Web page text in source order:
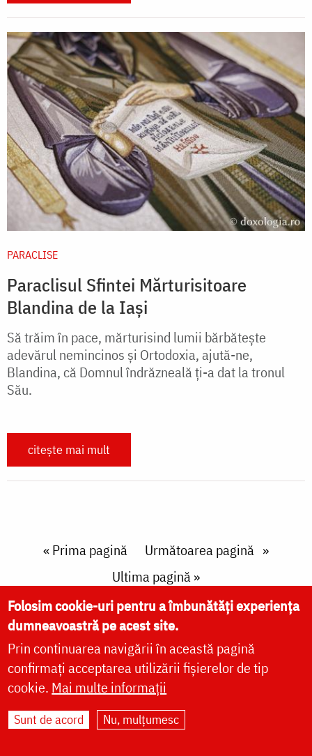
PARACLISE
Paraclisul Sfintei Mărturisitoare
Blandina de la Iași
Să trăim în pace, mărturisind lumii bărbătește
adevărul nemincinos și Ortodoxia, ajută-ne,
Blandina, că Domnul îndrăzneală ți-a dat la tronul
Său.
citește mai mult
PaginareFirst page
« Prima pagină Next page
Următoarea pagină
Last page
Ultima pagină »
VIAȚA BISERICII
Folosim cookie-uri pentru a îmbunătăți experiența
dumneavoastră pe acest site.
Prin continuarea navigării în această pagină
confirmați acceptarea utilizării fișierelor de tip
cookie. Mai multe informații
Sunt de acord Nu, mulțumesc